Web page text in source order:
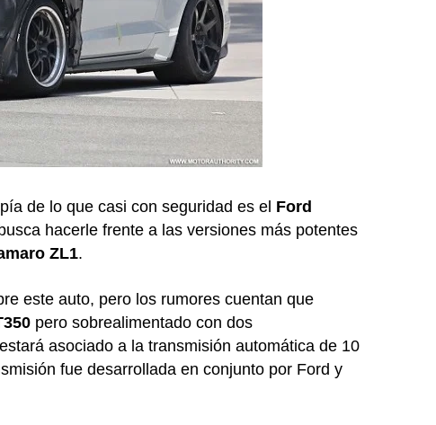
de lo que casi con seguridad es el Ford
hacerle frente a las versiones más potentes
ZL1.
este auto, pero los rumores cuentan que
pero sobrealimentado con dos
asociado a la transmisión automática de 10
fue desarrollada en conjunto por Ford y